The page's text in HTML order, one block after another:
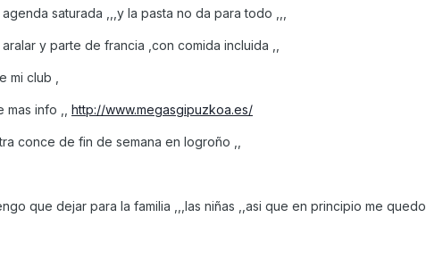
saturada ,,,y la pasta no da para todo ,,,
y parte de francia ,con comida incluida ,,
club ,
info ,, http://www.megasgipuzkoa.es/
conce de fin de semana en logroño ,,
que dejar para la familia ,,,las niñas ,,asi que en principio me quedo